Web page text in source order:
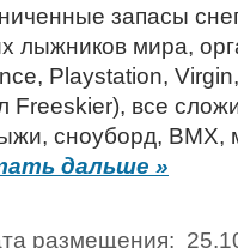
запасы
лыжников мира,
Playstation,
Freeskier), все
сноуборд, ВМХ,
дальше »
размещения: